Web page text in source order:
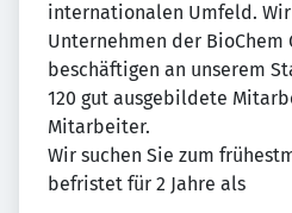
internationalen Umfeld.
Unternehmen der BioChem
beschäftigen an unserem
120 gut ausgebildete
Mitarbeiter.
Wir suchen Sie zum
befristet für 2 Jahre als